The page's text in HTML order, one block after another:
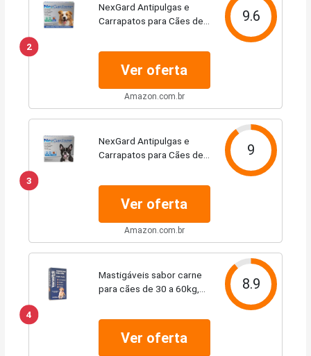
2
NexGard Antipulgas e
Carrapatos para Cães de
9.6
Ver oferta
Amazon.com.br
3
NexGard Antipulgas e
Carrapatos para Cães de
9
Ver oferta
Amazon.com.br
4
Mastigáveis sabor carne
para cães de 30 a 60kg,
comprimidos
8.9
Ver oferta